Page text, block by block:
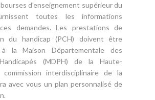
d'enseignement supérieur du
toutes les informations
demandes. Les prestations de
du handicap (PCH) doivent être
à la Maison Départementale des
(MDPH) de la Haute-
commission interdisciplinaire de la
avec vous un plan personnalisé de